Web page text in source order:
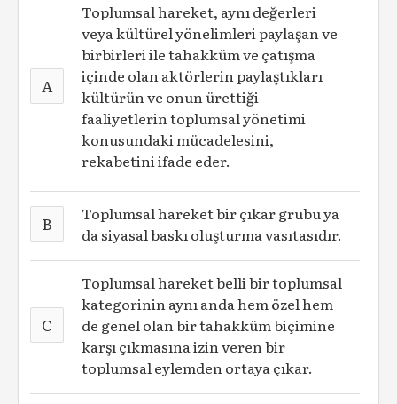
A
Toplumsal hareket, aynı değerleri
veya kültürel yönelimleri paylaşan ve
birbirleri ile tahakküm ve çatışma
içinde olan aktörlerin paylaştıkları
kültürün ve onun ürettiği
faaliyetlerin toplumsal yönetimi
konusundaki mücadelesini,
rekabetini ifade eder.
B
Toplumsal hareket bir çıkar grubu ya
da siyasal baskı oluşturma vasıtasıdır.
C
Toplumsal hareket belli bir toplumsal
kategorinin aynı anda hem özel hem
de genel olan bir tahakküm biçimine
karşı çıkmasına izin veren bir
toplumsal eylemden ortaya çıkar.